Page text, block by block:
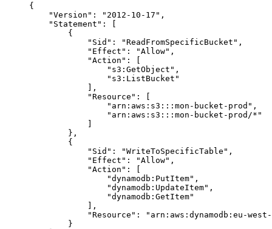
{
    "Version"
: "2012-10-17" ,
    "Statement"
: [
        {
            "Sid"
: "ReadFromSpecificBucket" ,
            "Effect"
: "Allow" ,
            "Action"
: [
                "s3:GetObject"
,
                "s3:ListBucket"
            ],
            "Resource"
: [
                "arn:aws:s3:::mon-bucket-prod"
,
                "arn:aws:s3:::mon-bucket-prod/*"
        },
        {
            "Sid"
: "WriteToSpecificTable" ,
            "Effect"
: "Allow" ,
            "Action"
: [
                "dynamodb:PutItem"
,
                "dynamodb:UpdateItem"
,
                "dynamodb:GetItem"
            ],
            "Resource"
:
"arn:aws:dynamodb:eu-
        }